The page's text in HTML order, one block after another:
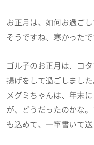
お正月は、如何お過ご
そうですね、寒かったで
ゴル子のお正月は、コ
揚げをして過ごしまし
メグミちゃんは、年末
が、どうだったのかな
も込めて、一筆書いて